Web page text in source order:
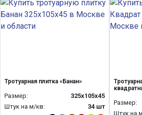
Тротуарная плитка «Банан»
Размер:
325х105х45
Штук на м/кв:
34 шт
Размер:
Штук на